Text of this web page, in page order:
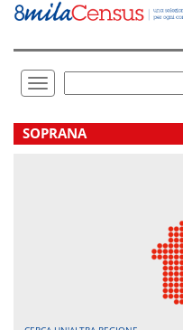
Vai
direttamente
Toggle
navigation
.
SOPRANA